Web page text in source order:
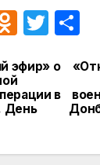
O
n
o
kl
a
T
itt
er
п
р
а
в
эфир» о
в
День